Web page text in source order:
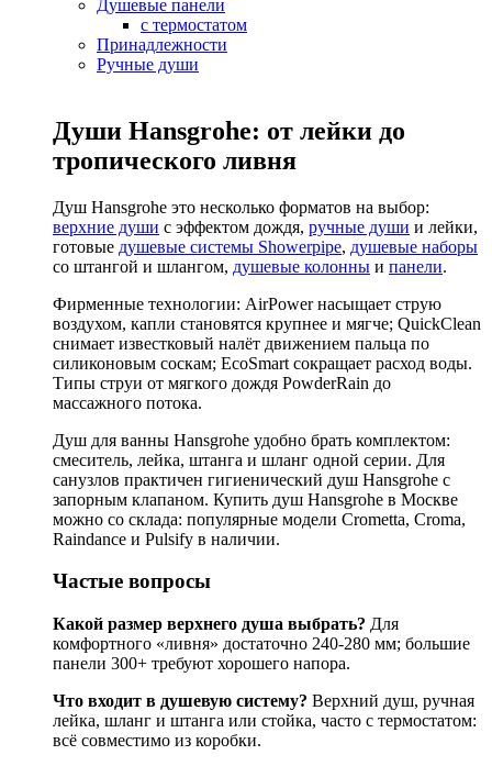
Душевые панели
с термостатом
Принадлежности
Ручные души
Души Hansgrohe: от лейки до
тропического ливня
Душ Hansgrohe это несколько форматов на выбор:
верхние души с эффектом дождя, ручные души и лейки,
готовые душевые системы Showerpipe, душевые наборы
со штангой и шлангом, душевые колонны и панели.
Фирменные технологии: AirPower насыщает струю
воздухом, капли становятся крупнее и мягче; QuickClean
снимает известковый налёт движением пальца по
силиконовым соскам; EcoSmart сокращает расход воды.
Типы струи от мягкого дождя PowderRain до
массажного потока.
Душ для ванны Hansgrohe удобно брать комплектом:
смеситель, лейка, штанга и шланг одной серии. Для
санузлов практичен гигиенический душ Hansgrohe с
запорным клапаном. Купить душ Hansgrohe в Москве
можно со склада: популярные модели Crometta, Croma,
Raindance и Pulsify в наличии.
Частые вопросы
Какой размер верхнего душа выбрать? Для
комфортного «ливня» достаточно 240-280 мм; большие
панели 300+ требуют хорошего напора.
Что входит в душевую систему? Верхний душ, ручная
лейка, шланг и штанга или стойка, часто с термостатом:
всё совместимо из коробки.